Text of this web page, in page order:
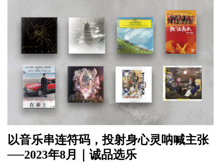
以音乐串连符码，投射身心灵呐喊主张
──2023年8月｜诚品选乐